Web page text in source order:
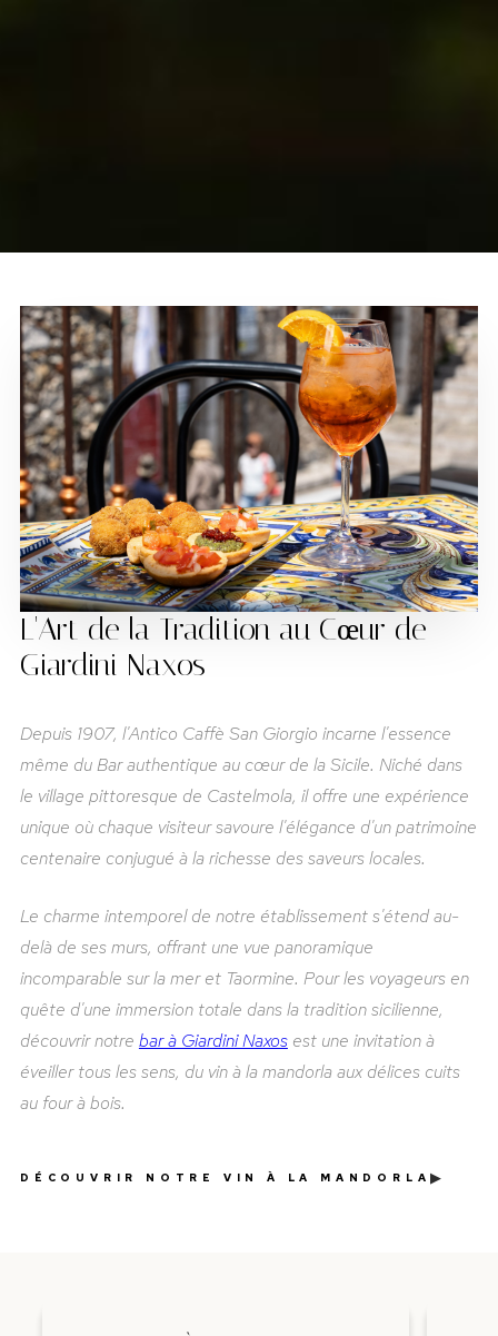
L'Art de la Tradition au Cœur de
Giardini Naxos
Depuis 1907, l'Antico Caffè San Giorgio incarne l'essence
même du Bar authentique au cœur de la Sicile. Niché dans
le village pittoresque de Castelmola, il offre une expérience
unique où chaque visiteur savoure l'élégance d'un patrimoine
centenaire conjugué à la richesse des saveurs locales.
Le charme intemporel de notre établissement s'étend au-
delà de ses murs, offrant une vue panoramique
incomparable sur la mer et Taormine. Pour les voyageurs en
quête d'une immersion totale dans la tradition sicilienne,
découvrir notre bar à Giardini Naxosest une invitation à
éveiller tous les sens, du vin à la mandorla aux délices cuits
au four à bois.
DÉCOUVRIR NOTRE VIN À LA MANDORLA▶